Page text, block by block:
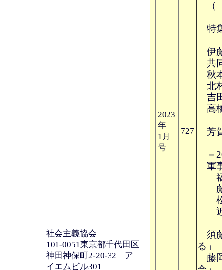
2023
年
1月
号
727
（
特
伊
共
秋
北
吉
高
芳
＝
軍
福
藤
松
近
須
る」
藤
社会主義協会
101-0051東京都千代田区
神田神保町2-20-32 ア
イエムビル301